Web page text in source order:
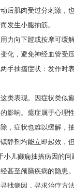
后肌肉受过分刺激，
发生小腿抽筋。
力向下蹬或按摩可缓
化，避免神经血管受
手抽搐症状：发作时
类表现。因症状类似
影响。癔症属于心理
，症状也难以缓解，
静剂均能立即起效，
小儿癫痫抽搐病因的
甚至颅脑疾病的隐患
找病因，寻求治疗方法